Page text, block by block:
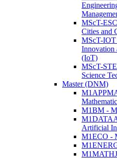
MScT-
Cities and
MScT-IOT
Innovation
(IoT)
MScT-
Science
Master (DNM)
M1BM -
Artificial
M1ECO -